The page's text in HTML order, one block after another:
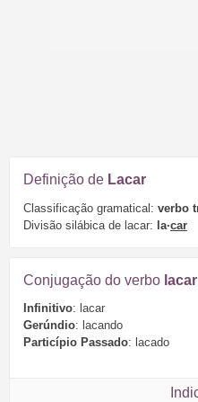
Definição de Lacar
Classificação gramatical: verbo
Divisão silábica de lacar: la·car
Conjugação do verbo lacar
Infinitivo: lacar
Gerúndio: lacando
Particípio Passado: lacado